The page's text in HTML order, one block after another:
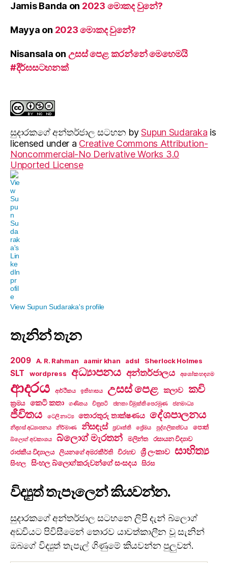
Jamis Banda on 2023 මොකද වුනේ?
Mayya on 2023 මොකද වුනේ?
Nisansala on උසස් පෙළ කරන්නේ මෙහෙමයි
#දීර්ඝසටහනක්
සුදාරක‍ගේ අන්තර්ජාල සටහන bySupun Sudaraka is
licensed under a Creative Commons Attribution-
Noncommercial-No Derivative Works 3.0
Unported License
View Supun Sudaraka's profile
තැනින් තැන
2009 A. R. Rahman aamir khan adsl Sherlock Holmes
SLT wordpress අධ්‍යාපනය අන්තර්ජාලය අශෝක හඳගම
ආදරය ආර්ථිකය ඉතිහාසය උසස් පෙළ කලාව කවි
ක්‍රමය කෙටි කතා ගණිතය චිත්‍රපටි ජනතා විමුක්ති පෙරමුණ ජනමාධ්‍ය
ජීවිතය ටෙලි නාට්‍ය තොරතුරු තාක්ෂණය දේශපාලනය
නිදහස් අධ්‍යාපනය නිර්මාණ නිසඳැස් ප්‍රවෘත්ති ප්‍රේමය පුද්ගලිකත්වය පොත්
බ්ලොග් අවකාශය බ්ලොග් මැරතන් මලින්ත
රසායන විද්‍යාව
රාජකීය විද්‍යාලය
ලියනගේ අමරකීර්ති විරහව ශ්‍රී ලංකාව සාහිත්‍ය
සිංහල සිංහල බ්ලොග්කරුවන්ගේ සංසදය සිරස
විද්‍යුත් තැපෑලෙන් කියවන්න.
සුදාරකගේ අන්තර්ජාල සටහනෙ ලිපි දැන් බ්ලොග්
අඩවියට පිවිසීමෙන් තොරව යාවත්කාලීන වූ සැනින්
ඔබගේ විද්‍යුත් තැපැල් ගිණුමේ කියවන්න පුලුවන්.